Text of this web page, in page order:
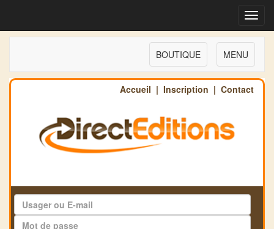
MENU
BOUTIQUE
Accueil | Inscription | Contact